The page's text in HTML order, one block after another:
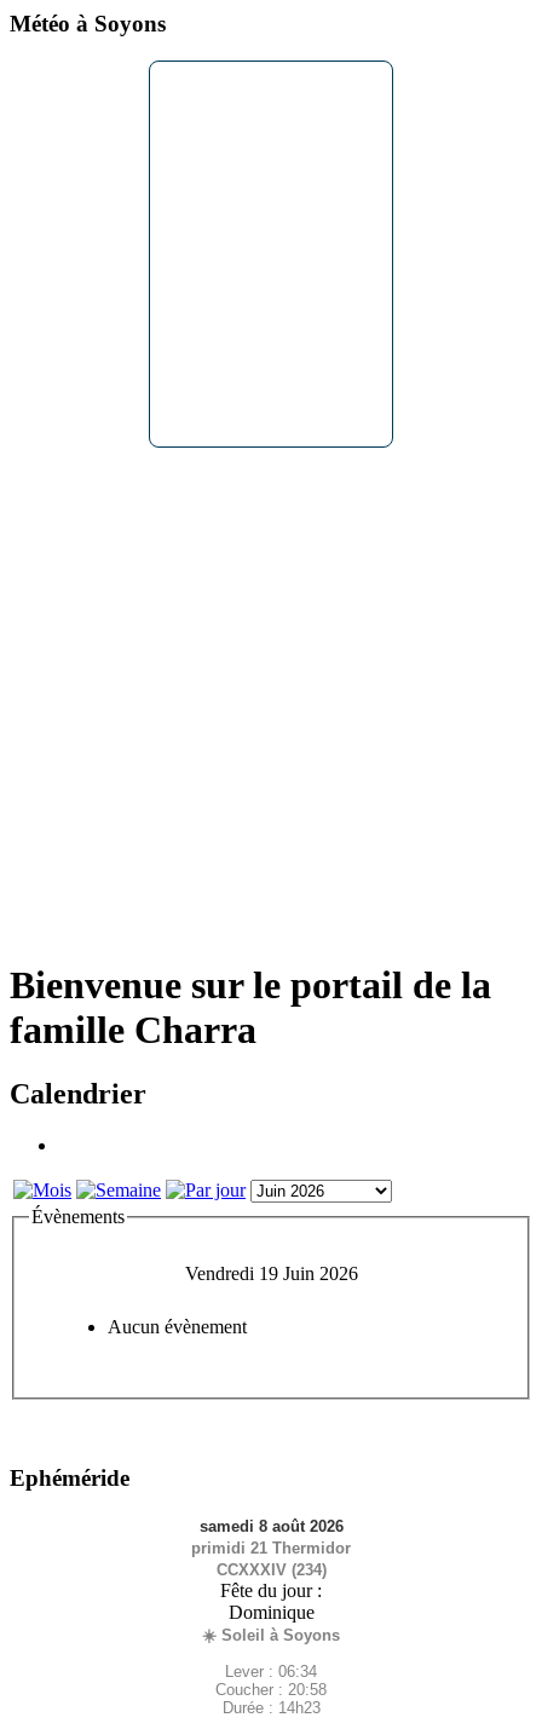
Météo à Soyons
Bienvenue sur le portail de la
famille Charra
Calendrier
Évènements
Vendredi 19 Juin 2026
Aucun évènement
Ephéméride
samedi 8 août 2026
primidi 21 Thermidor
CCXXXIV (234)
Fête du jour :
Dominique
☀️ Soleil à Soyons
Lever : 06:34
Coucher : 20:58
Durée : 14h23